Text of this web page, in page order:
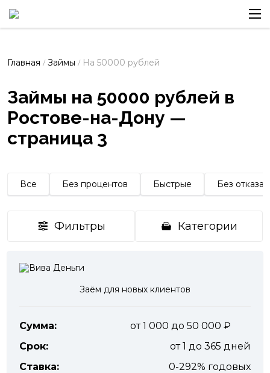
Главная / Займы / На 50000 рублей
Займы на 50000 рублей в
Ростове-на-Дону —
страница 3
Все Без процентов Быстрые Без отказа
Фильтры Категории
Заём для новых клиентов
Сумма:
от 1 000 до 50 000
Срок:
от 1 до 365 дней
Ставка:
0-292% годовых